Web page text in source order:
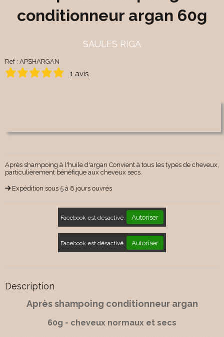
conditionneur argan 60g
SAULES RIGA
Ref : APSHARGAN
1 avis
Après shampoing à l'huile d'argan Convient à tous les types de cheveux,
particulièrement bénéfique aux cheveux secs.
Expédition sous 5 à 8 jours ouvrés
Facebook est désactivé. Autoriser
Facebook est désactivé. Autoriser
Description
Après shampoing conditionneur argan
60g - cheveux normaux et secs